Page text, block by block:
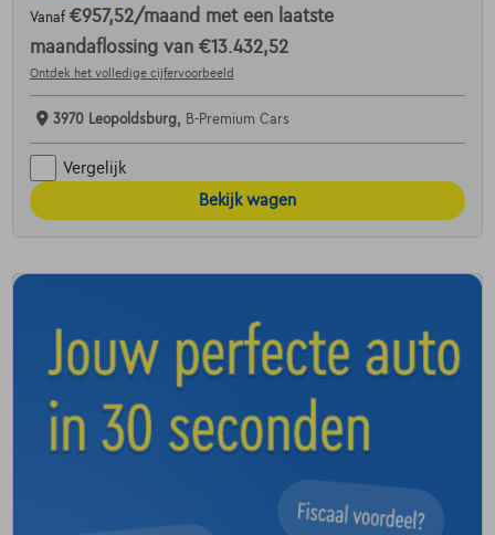
Vanaf €957,52/maand met een laatste
maandaflossing van €13.432,52
Ontdek het volledige cijfervoorbeeld
3970 Leopoldsburg, B-Premium Cars
Vergelijk
Bekijk wagen